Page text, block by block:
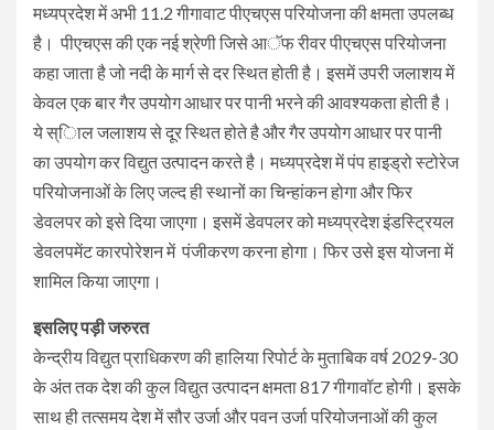
मध्यप्रदेश में अभी 11.2 गीगावाट पीएचएस परियोजना की क्षमता उपलब्ध
है। पीएचएस की एक नई श्रेणी जिसे आॅफ रीवर पीएचएस परियोजना
कहा जाता है जो नदी के मार्ग से दर स्थित होती है। इसमें उपरी जलाशय में
केवल एक बार गैर उपयोग आधार पर पानी भरने की आवश्यकता होती है।
ये स्ािल जलाशय से दूर स्थित होते है और गैर उपयोग आधार पर पानी
का उपयोग कर विद्युत उत्पादन करते है। मध्यप्रदेश में पंप हाइड्रो स्टोरेज
परियोजनाओं के लिए जल्द ही स्थानों का चिन्हांकन होगा और फिर
डेवलपर को इसे दिया जाएगा। इसमें डेवपलर को मध्यप्रदेश इंडस्ट्रियल
डेवलपमेंट कारपोरेशन में पंजीकरण करना होगा। फिर उसे इस योजना में
शामिल किया जाएगा।
इसलिए पड़ी जरुरत
केन्द्रीय विद्युत प्राधिकरण की हालिया रिपोर्ट के मुताबिक वर्ष 2029-30
के अंत तक देश की कुल विद्युत उत्पादन क्षमता 817 गीगावॉट होगी। इसके
साथ ही तत्समय देश में सौर उर्जा और पवन उर्जा परियोजनाओं की कुल